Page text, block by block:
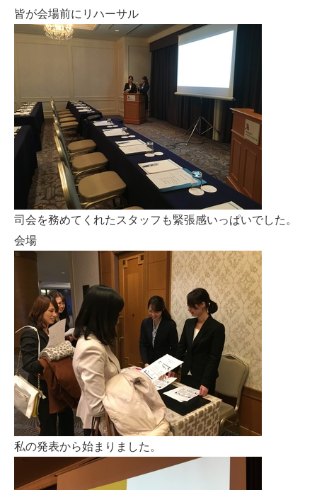
皆が会場前にリハーサル
司会を務めてくれたスタッフも緊張感いっぱいでした。
会場
私の発表から始まりました。